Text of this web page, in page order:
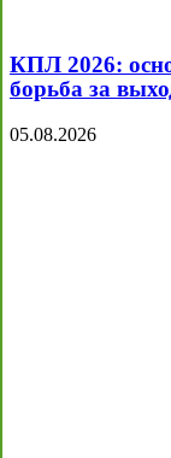
КПЛ 2026:
борьба за
05.08.2026